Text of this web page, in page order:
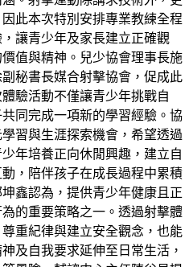
此本次特別安排專業教練全程
讓青少年及家長建立正確觀
值與精神。兒少協會理事長施
秘書長媒合射擊協會，促成此
驗活動不僅讓青少年挑戰自
同完成一項新的學習經驗。協
習與生涯探索機會，希望透過
年培養正向休閒興趣，建立自
，陪伴孩子在成長過程中累積
鑫認為，提供青少年健康且正
的重要策略之一。透過射擊體
重紀律與建立安全觀念，也能
及自我要求延伸至日常生活，